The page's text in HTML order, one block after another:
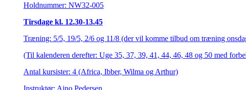
Holdnummer: NW32-005
Tirsdage kl. 12.30-13.45
Træning: 5/5, 19/5, 2/6 og 11/8 (der vil komme tilbud om træning
(Til kalenderen derefter: Uge 35, 37, 39, 41, 44, 46, 48 og 50 med
Antal kursister: 4 (Africa, Ibber, Wilma og Arthur)
Instruktør: Aino Pedersen